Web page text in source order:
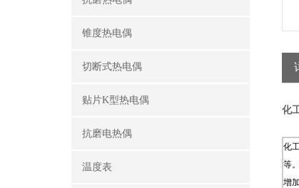
锥度热电偶
切断式热电偶
贴片K型热电偶
抗磨电热偶
温度表
化
化
等
增